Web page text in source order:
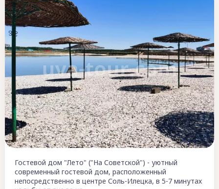
Гостевой дом "Лето" ("На Советской") - уютный
современный гостевой дом, расположенный
непосредственно в центре Соль-Илецка, в 5-7 минутах